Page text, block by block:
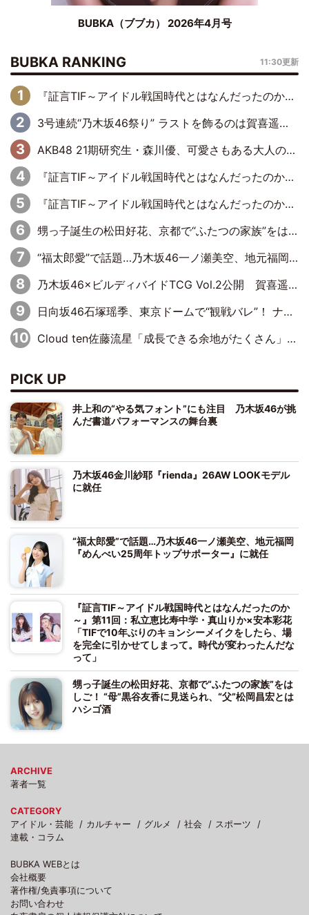
BUBKA（ブブカ） 2026年4月号
BUBKA RANKING 11:30更新
『証言TIF～アイドル戦国時代とはなんだったのか～』第6回：でんぱ組.inc・古川未鈴×相沢梨紗「『ハロプロやりたかったな』って言ったら、夢眠ねむさんに『てめえはでんぱ組．incなんだよ！』って肩パンされて(笑)」
3号連続“乃木坂46祭り” ラストを飾るのは賀喜遥香…5年ぶりの登場に「5年分大人になった私を見ていただけたら」
AKB48 21期研究生・森川優、可愛さもある大人の女性に
『証言TIF～アイドル戦国時代とはなんだったのか～』第11回：私立恵比寿中学・真山りか×安本彩花「TIFで10年ぶりのキョンシーメイクをしたら、場を完全に引かせてしまって。時代が変わったんだなって」
『証言TIF～アイドル戦国時代とはなんだったのか～』第10回：さくら学院・武藤彩未×飯田らうら「正直、中3で辞めるというのを信じてなくて。そう言われてはいたけど、嘘でしょって」
甥っ子誕生の松田好花、京都で“ふたつの家族”をはしご！ “母”黒谷友香に見送られ、“父”松岡昌宏とはハシゴ酒
“福太郎愛”で話題…乃木坂46一ノ瀬美空、地元福岡『めんべい25周年トップサポーター』に就任
乃木坂46×ビルディバイドTCG Vol.2公開 賀喜遥香＆田村真佑が『京まふ』ステージに登壇
日向坂46石塚瑶季、東京ドームで“観戦バレ”！ ナイツ・塙も認めた「巨人に詳しすぎるアイドル」は元VENUSスクール生で杉内コーチ推し⁉
Cloud ten佐藤流星「成長できる余地がたくさん」、本田高優「何度見ても飽きない公演に」
PICK UP
井上和の“やる気フォント”にも注目 乃木坂46が挑
んだ書道パフォーマンスの舞台裏
乃木坂46金川紗耶『rienda』26AW LOOKモデル
に就任
“福太郎愛”で話題…乃木坂46一ノ瀬美空、地元福岡
『めんべい25周年トップサポーター』に就任
『証言TIF～アイドル戦国時代とはなんだったのか
～』第11回：私立恵比寿中学・真山りか×安本彩花
「TIFで10年ぶりのキョンシーメイクをしたら、場
を完全に引かせてしまって。時代が変わったんだな
って」
甥っ子誕生の松田好花、京都で“ふたつの家族”をは
しご！ “母”黒谷友香に見送られ、“父”松岡昌宏とは
ハシゴ酒
ARCHIVE
著者一覧
CATEGORY
アイドル・芸能
カルチャー グルメ 社会
スポーツ
連載・コラム
BUBKA WEBとは
会社概要
著作権/免責事項について
お問い合わせ